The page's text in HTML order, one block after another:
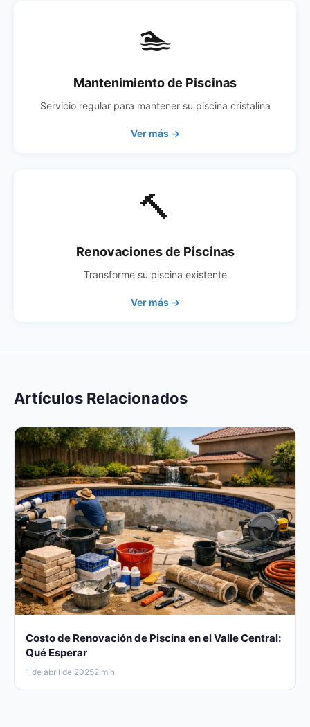
🏊
Mantenimiento de Piscinas
Servicio regular para mantener su piscina cristalina
Ver más →
🔨
Renovaciones de Piscinas
Transforme su piscina existente
Ver más →
Artículos Relacionados
Costo de Renovación de Piscina en el Valle Central:
Qué Esperar
1 de abril de 20252 min